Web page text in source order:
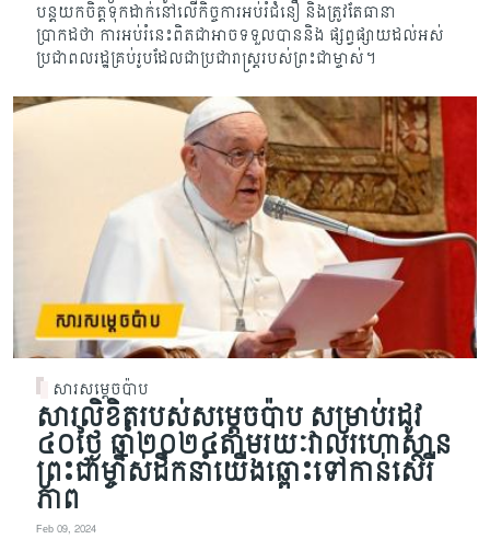
បន្តយកចិត្តទុកដាក់នៅលើកិច្ចការអប់រំជំនឿ និងត្រូវតែធានា
ប្រាកដថា ការអប់រំនេះពិតជាអាចទទួលបាននិង ផ្ស​ព្វផ្សាយដល់អស់
ប្រជាពលរដ្ឋគ្រប់រូបដែលជាប្រជារាស្រ្តរបស់ព្រះជាម្ចាស់។
សារសម្តេចប៉ាប
សារលិខិតរបស់សម្តេចប៉ាប សម្រាប់រដូវ
៤០ថ្ងៃ ឆ្នាំ២០២៤តាមរយៈវាលរហោស្ថាន
ព្រះជាម្ចាស់ដឹកនាំយើងឆ្ពោះទៅកាន់សេរី
ភាព
Feb 09, 2024